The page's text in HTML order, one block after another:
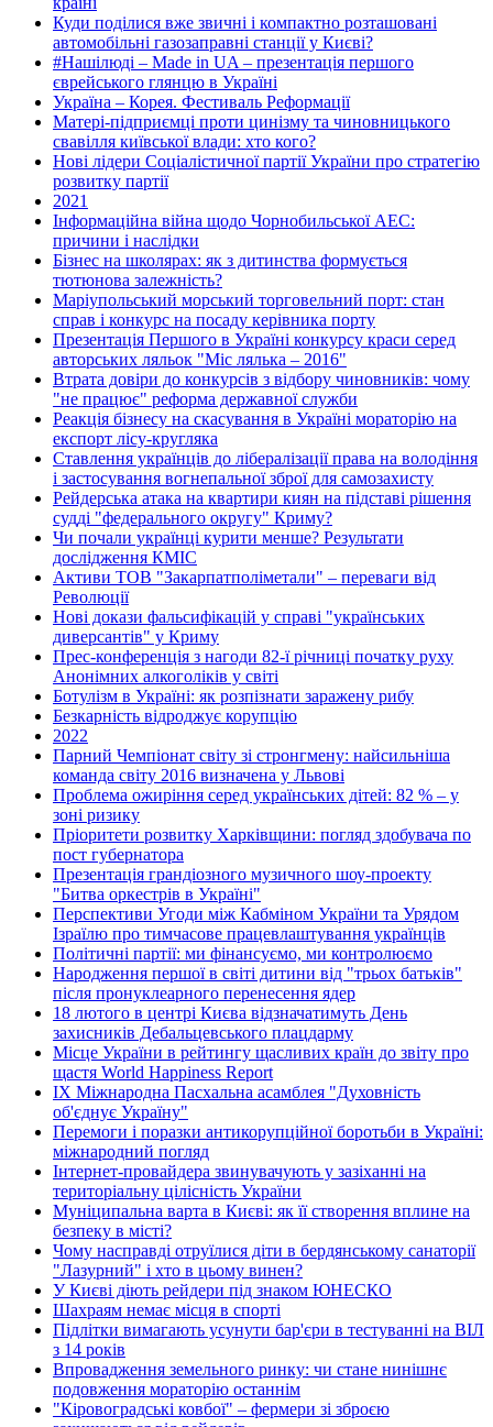
Куди поділися вже звичні і компактно розташовані
автомобільні газозаправні станції у Києві?
#Нашілюді – Made in UA – презентація першого
єврейського глянцю в Україні
Україна – Корея. Фестиваль Реформації
Матері-підприємці проти цинізму та чиновницького
свавілля київської влади: хто кого?
Нові лідери Соціалістичної партії України про стратегію
розвитку партії
2021
Інформаційна війна щодо Чорнобильської АЕС:
причини і наслідки
Бізнес на школярах: як з дитинства формується
тютюнова залежність?
Маріупольський морський торговельний порт: стан
справ і конкурс на посаду керівника порту
Презентація Першого в Україні конкурсу краси серед
авторських ляльок "Міс лялька – 2016"
Втрата довіри до конкурсів з відбору чиновників: чому
"не працює" реформа державної служби
Реакція бізнесу на скасування в Україні мораторію на
експорт лісу-кругляка
Ставлення українців до лібералізації права на володіння
і застосування вогнепальної зброї для самозахисту
Рейдерська атака на квартири киян на підставі рішення
судді "федерального округу" Криму?
Чи почали українці курити менше? Результати
дослідження КМІС
Активи ТОВ "Закарпатполіметали" – переваги від
Революції
Нові докази фальсифікацій у справі "українських
диверсантів" у Криму
Прес-конференція з нагоди 82-ї річниці початку руху
Анонімних алкоголіків у світі
Ботулізм в Україні: як розпізнати заражену рибу
Безкарність відроджує корупцію
2022
Парний Чемпіонат світу зі стронгмену: найсильніша
команда світу 2016 визначена у Львові
Проблема ожиріння серед українських дітей: 82 % – у
зоні ризику
Пріоритети розвитку Харківщини: погляд здобувача по
пост губернатора
Презентація грандіозного музичного шоу-проекту
"Битва оркестрів в Україні"
Перспективи Угоди між Кабміном України та Урядом
Ізраїлю про тимчасове працевлаштування українців
Політичні партії: ми фінансуємо, ми контролюємо
Народження першої в світі дитини від "трьох батьків"
після пронуклеарного перенесення ядер
18 лютого в центрі Києва відзначатимуть День
захисників Дебальцевського плацдарму
Місце України в рейтингу щасливих країн до звіту про
щастя World Happiness Report
ІХ Міжнародна Пасхальна асамблея "Духовність
об'єднує Україну"
Перемоги і поразки антикорупційної боротьби в Україні:
міжнародний погляд
Інтернет-провайдера звинувачують у зазіханні на
територіальну цілісність України
Муніципальна варта в Києві: як її створення вплине на
безпеку в місті?
Чому насправді отруїлися діти в бердянському санаторії
"Лазурний" і хто в цьому винен?
У Києві діють рейдери під знаком ЮНЕСКО
Шахраям немає місця в спорті
Підлітки вимагають усунути бар'єри в тестуванні на ВІЛ
з 14 років
Впровадження земельного ринку: чи стане нинішнє
подовження мораторію останнім
"Кіровоградські ковбої" – фермери зі зброєю